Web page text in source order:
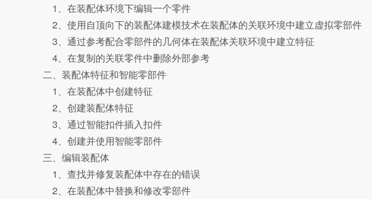
1、在装配体环境下编辑一个零件
2、使用自顶向下的装配体建模技术在装配体的关联环境中建立虚拟零部件
3、通过参考配合零部件的几何体在装配体关联环境中建立特征
4、在复制的关联零件中删除外部参考
二、装配体特征和智能零部件
1、在装配体中创建特征
2、创建装配体特征
3、通过智能扣件插入扣件
4、创建并使用智能零部件
三、编辑装配体
1、查找并修复装配体中存在的错误
2、在装配体中替换和修改零部件